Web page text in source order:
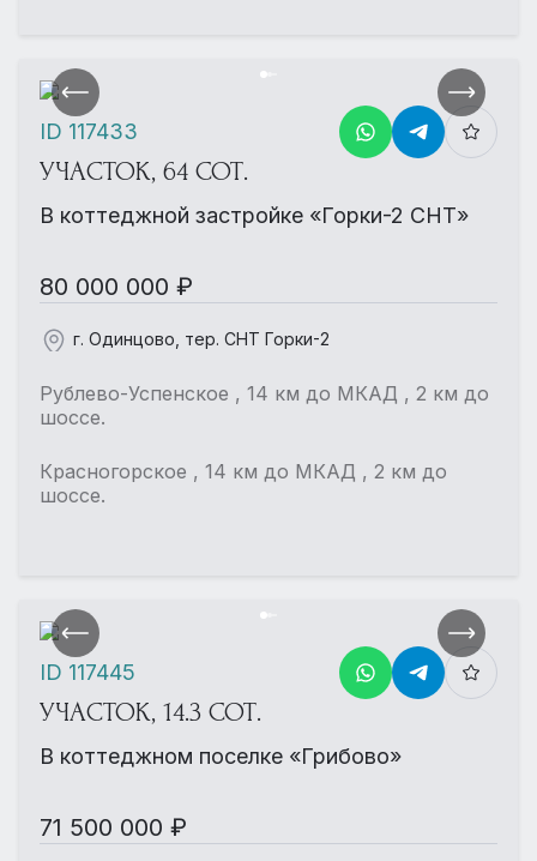
УЧАСТОК, 64 СОТ.
В коттеджной застройке «Горки-2 СНТ»
80 000 000 ₽
г. Одинцово, тер. СНТ Горки-2
Рублево-Успенское , 14 км до МКАД , 2 км до
шоссе.
Красногорское , 14 км до МКАД , 2 км до
шоссе.
ID 117433
УЧАСТОК, 14.3 СОТ.
В коттеджном поселке «Грибово»
71 500 000 ₽
ID 117445